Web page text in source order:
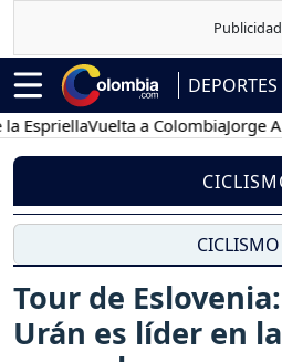
DEPORTES
Vuelta a ColombiaJorge
CICLISMO
Tour de
Urán es líder en